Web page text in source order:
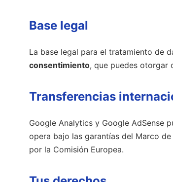
Base legal
La base legal para el tratamiento de
consentimiento, que puedes otorgar
Transferencias
Google Analytics y Google AdSense
opera bajo las garantías del Marco
por la Comisión Europea.